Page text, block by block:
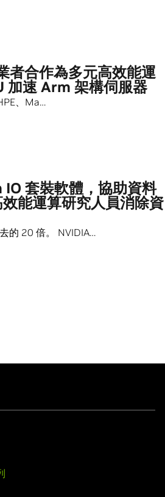
者合作為多元高效能運
加速 Arm 架構伺服器
、Ma…
套裝軟體，協助資料
能運算研究人員消除資
的 20 倍。 NVIDIA…